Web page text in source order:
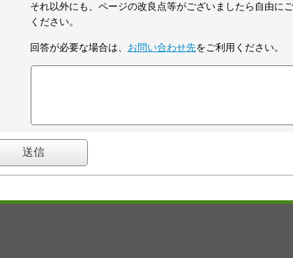
それ以外にも、ページの改良点等がございましたら自由に
ください。
回答が必要な場合は、 お問い合わせ先をご利用ください。